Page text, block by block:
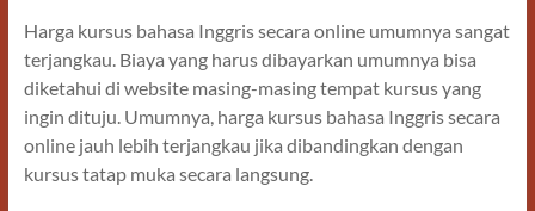
Harga kursus bahasa Inggris secara online umumnya sangat
terjangkau. Biaya yang harus dibayarkan umumnya bisa
diketahui di website masing-masing tempat kursus yang
ingin dituju. Umumnya, harga kursus bahasa Inggris secara
online jauh lebih terjangkau jika dibandingkan dengan
kursus tatap muka secara langsung.